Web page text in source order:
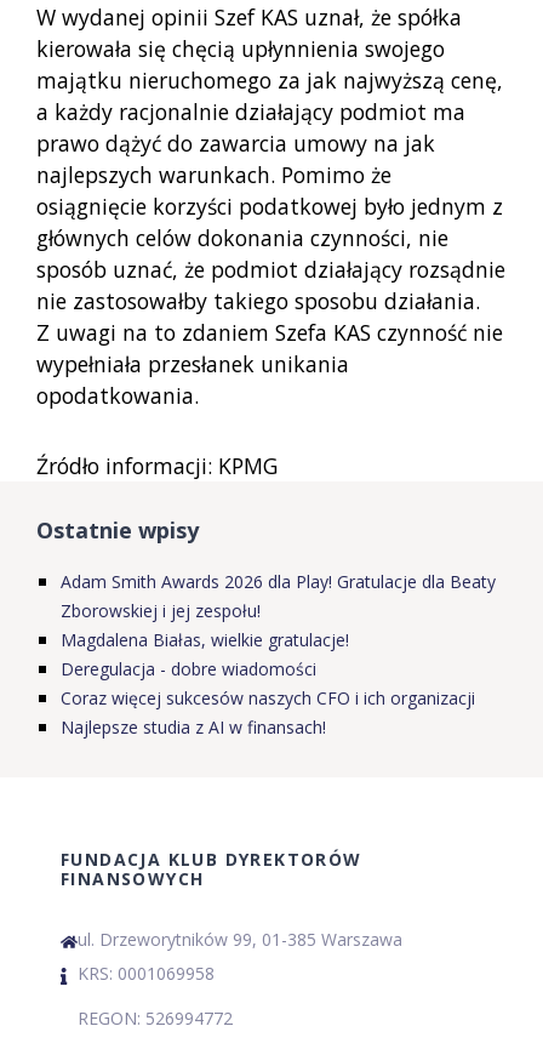
W wydanej opinii Szef KAS uznał, że spółka
kierowała się chęcią upłynnienia swojego
majątku nieruchomego za jak najwyższą cenę,
a każdy racjonalnie działający podmiot ma
prawo dążyć do zawarcia umowy na jak
najlepszych warunkach. Pomimo że
osiągnięcie korzyści podatkowej było jednym z
głównych celów dokonania czynności, nie
sposób uznać, że podmiot działający rozsądnie
nie zastosowałby takiego sposobu działania.
Z uwagi na to zdaniem Szefa KAS czynność nie
wypełniała przesłanek unikania
opodatkowania.
Źródło informacji: KPMG
Ostatnie wpisy
Adam Smith Awards 2026 dla Play! Gratulacje dla Beaty
Zborowskiej i jej zespołu!
Magdalena Białas, wielkie gratulacje!
Deregulacja - dobre wiadomości
Coraz więcej sukcesów naszych CFO i ich organizacji
Najlepsze studia z AI w finansach!
FUNDACJA KLUB DYREKTORÓW
FINANSOWYCH
ul. Drzeworytników 99, 01-385 Warszawa
KRS: 0001069958
REGON: 526994772